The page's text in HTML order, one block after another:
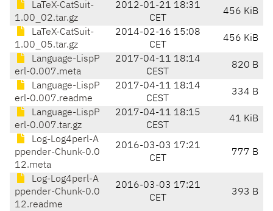
LaTeX-CatSuit-
1.00_02.tar.gz
2012-01-21 18:31
CET
456 KiB
LaTeX-CatSuit-
1.00_05.tar.gz
2014-02-16 15:08
CET
456 KiB
Language-LispP
erl-0.007.meta
2017-04-11 18:14
CEST
820 B
Language-LispP
erl-0.007.readme
2017-04-11 18:14
CEST
334 B
Language-LispP
erl-0.007.tar.gz
2017-04-11 18:15
CEST
41 KiB
Log-Log4perl-A
ppender-Chunk-0.0
12.meta
2016-03-03 17:21
CET
777 B
Log-Log4perl-A
ppender-Chunk-0.0
12.readme
2016-03-03 17:21
CET
393 B